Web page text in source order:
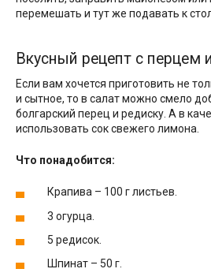
перемешать и тут же подавать к
Вкусный рецепт с перцем
Если вам хочется приготовить не
и сытное, то в салат можно смело
болгарский перец и редиску. А в
использовать сок свежего лимона.
Что понадобится:
Крапива – 100 г листьев.
3 огурца.
5 редисок.
Шпинат – 50 г.